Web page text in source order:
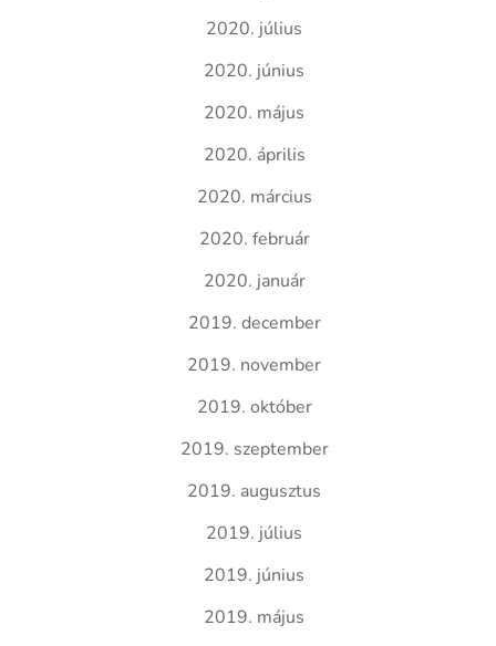
2020. július
2020. június
2020. május
2020. április
2020. március
2020. február
2020. január
2019. december
2019. november
2019. október
2019. szeptember
2019. augusztus
2019. július
2019. június
2019. május